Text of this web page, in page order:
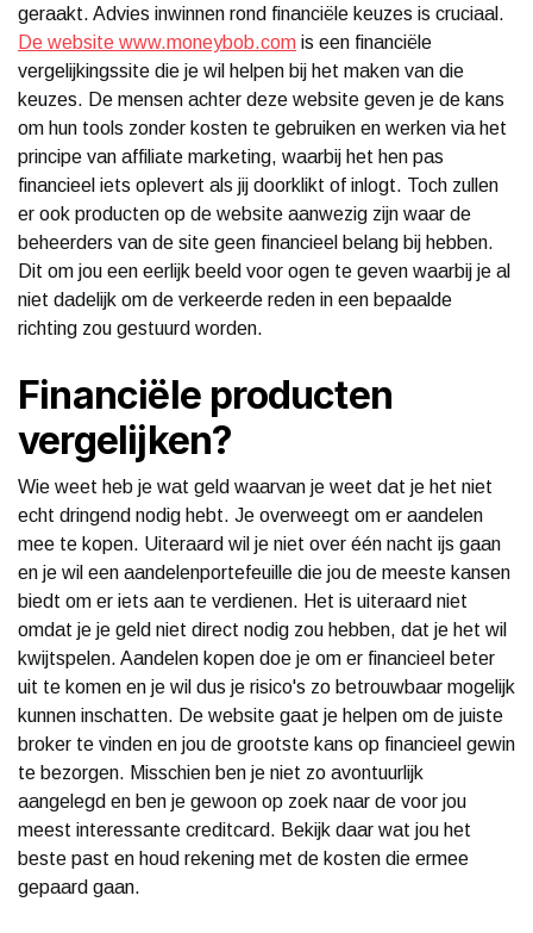
geraakt. Advies inwinnen rond financiële keuzes is cruciaal.
De website www.moneybob.com is een financiële
vergelijkingssite die je wil helpen bij het maken van die
keuzes. De mensen achter deze website geven je de kans
om hun tools zonder kosten te gebruiken en werken via het
principe van affiliate marketing, waarbij het hen pas
financieel iets oplevert als jij doorklikt of inlogt. Toch zullen
er ook producten op de website aanwezig zijn waar de
beheerders van de site geen financieel belang bij hebben.
Dit om jou een eerlijk beeld voor ogen te geven waarbij je al
niet dadelijk om de verkeerde reden in een bepaalde
richting zou gestuurd worden.
Financiële producten
vergelijken?
Wie weet heb je wat geld waarvan je weet dat je het niet
echt dringend nodig hebt. Je overweegt om er aandelen
mee te kopen. Uiteraard wil je niet over één nacht ijs gaan
en je wil een aandelenportefeuille die jou de meeste kansen
biedt om er iets aan te verdienen. Het is uiteraard niet
omdat je je geld niet direct nodig zou hebben, dat je het wil
kwijtspelen. Aandelen kopen doe je om er financieel beter
uit te komen en je wil dus je risico's zo betrouwbaar mogelijk
kunnen inschatten. De website gaat je helpen om de juiste
broker te vinden en jou de grootste kans op financieel gewin
te bezorgen. Misschien ben je niet zo avontuurlijk
aangelegd en ben je gewoon op zoek naar de voor jou
meest interessante creditcard. Bekijk daar wat jou het
beste past en houd rekening met de kosten die ermee
gepaard gaan.